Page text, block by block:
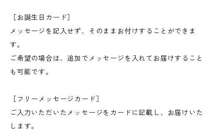
［お誕生日カード］
メッセージを記入せず、そのままお付けすることができま
す。
ご希望の場合は、追加でメッセージを入れてお届けすること
も可能です。
［フリーメッセージカード］
ご入力いただいたメッセージをカードに記載し、お届けいた
します。